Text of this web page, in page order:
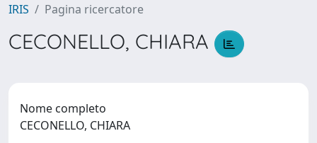
IRIS Pagina ricercatore
CECONELLO, CHIARA
Nome completo
CECONELLO, CHIARA